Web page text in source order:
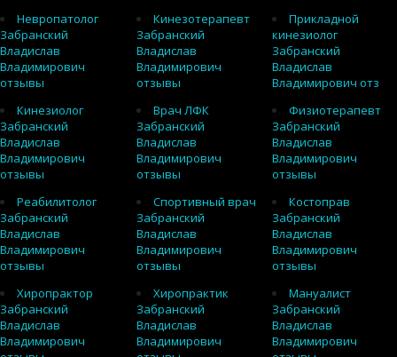
Невропатолог
Забранский
Владислав
Владимирович
отзывы
Кинезотерапевт
Забранский
Владислав
Владимирович
отзывы
Прикладной
кинезиолог
Забранский
Владислав
Владимирович отз
Кинезиолог
Забранский
Владислав
Владимирович
отзывы
Врач ЛФК
Забранский
Владислав
Владимирович
отзывы
Физиотерапевт
Забранский
Владислав
Владимирович
отзывы
Реабилитолог
Забранский
Владислав
Владимирович
отзывы
Спортивный врач
Забранский
Владислав
Владимирович
отзывы
Костоправ
Забранский
Владислав
Владимирович
отзывы
Хиропрактор
Забранский
Владислав
Владимирович
Хиропрактик
Забранский
Владислав
Владимирович
Мануалист
Забранский
Владислав
Владимирович